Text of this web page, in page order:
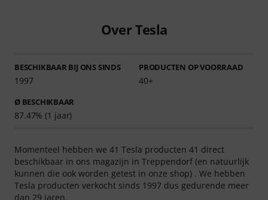
Over Tesla
BESCHIKBAAR BIJ ONS SINDS
1997
PRODUCTEN OP VOORRAAD
40+
Ø BESCHIKBAAR
87.47% (1 jaar)
Momenteel hebben we 41 Tesla producten 41 direct
beschikbaar in ons magazijn in Treppendorf (en natuurlijk
kunnen die ook worden getest in onze shop) . We hebben
Tesla producten verkocht sinds 1997 dus gedurende meer
dan 29 jaren.